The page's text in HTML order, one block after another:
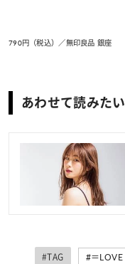
790円（税込）／無印良品 銀座
あわせて読みたい
#TAG #＝LOVE